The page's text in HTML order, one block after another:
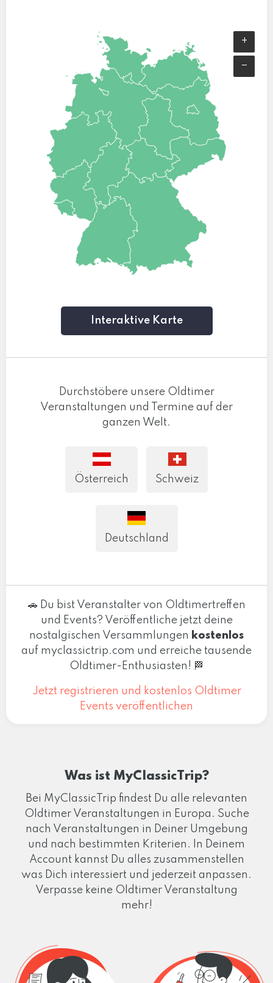
+
−
Interaktive Karte
Durchstöbere unsere Oldtimer
Veranstaltungen und Termine auf der
ganzen Welt.
Österreich Schweiz
Deutschland
🚗 Du bist Veranstalter von Oldtimertreffen
und Events? Veröffentliche jetzt deine
nostalgischen Versammlungen kostenlos
auf myclassictrip.com und erreiche tausende
Oldtimer-Enthusiasten! 🏁
Jetzt registrieren und kostenlos Oldtimer
Events veröffentlichen
Was ist MyClassicTrip?
Bei MyClassicTrip findest Du alle relevanten
Oldtimer Veranstaltungen in Europa. Suche
nach Veranstaltungen in Deiner Umgebung
und nach bestimmten Kriterien. In Deinem
Account kannst Du alles zusammenstellen
was Dich interessiert und jederzeit anpassen.
Verpasse keine Oldtimer Veranstaltung
mehr!